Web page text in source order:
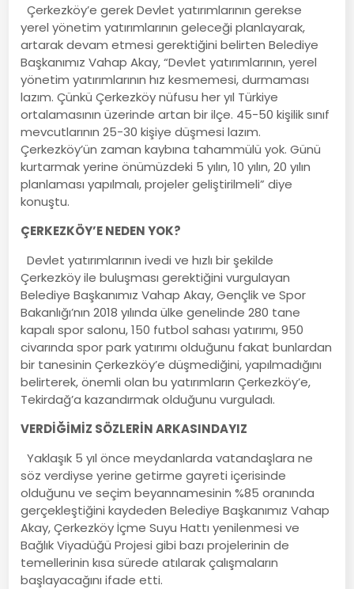
Çerkezköy’e gerek Devlet yatırımlarının gerekse
yerel yönetim yatırımlarının geleceği planlayarak,
artarak devam etmesi gerektiğini belirten Belediye
Başkanımız Vahap Akay, “Devlet yatırımlarının, yerel
yönetim yatırımlarının hız kesmemesi, durmaması
lazım. Çünkü Çerkezköy nüfusu her yıl Türkiye
ortalamasının üzerinde artan bir ilçe. 45-50 kişilik sınıf
mevcutlarının 25-30 kişiye düşmesi lazım.
Çerkezköy’ün zaman kaybına tahammülü yok. Günü
kurtarmak yerine önümüzdeki 5 yılın, 10 yılın, 20 yılın
planlaması yapılmalı, projeler geliştirilmeli” diye
konuştu.
ÇERKEZKÖY’E NEDEN YOK?
Devlet yatırımlarının ivedi ve hızlı bir şekilde
Çerkezköy ile buluşması gerektiğini vurgulayan
Belediye Başkanımız Vahap Akay, Gençlik ve Spor
Bakanlığı’nın 2018 yılında ülke genelinde 280 tane
kapalı spor salonu, 150 futbol sahası yatırımı, 950
civarında spor park yatırımı olduğunu fakat bunlardan
bir tanesinin Çerkezköy’e düşmediğini, yapılmadığını
belirterek, önemli olan bu yatırımların Çerkezköy’e,
Tekirdağ’a kazandırmak olduğunu vurguladı.
VERDİĞİMİZ SÖZLERİN ARKASINDAYIZ
Yaklaşık 5 yıl önce meydanlarda vatandaşlara ne
söz verdiyse yerine getirme gayreti içerisinde
olduğunu ve seçim beyannamesinin %85 oranında
gerçekleştiğini kaydeden Belediye Başkanımız Vahap
Akay, Çerkezköy İçme Suyu Hattı yenilenmesi ve
Bağlık Viyadüğü Projesi gibi bazı projelerinin de
temellerinin kısa sürede atılarak çalışmaların
başlayacağını ifade etti.